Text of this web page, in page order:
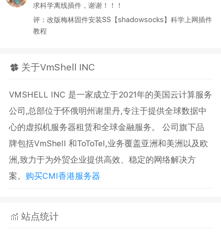
求科学离线插件，谢谢！！！
评：改版梅林固件安装SS【shadowsocks】科学上网插件
教程
关于VmShell INC
VMSHELL INC 是一家成立于2021年的美国云计算服务
公司,总部位于怀俄明州谢里丹,专注于提供全球数据中
心的虚拟机服务器租赁和全球金融服务。 公司旗下品
牌包括VmShell 和ToToTel,业务覆盖亚洲和美洲以及欧
洲,致力于为外贸企业提供高效、稳定的网络解决方
案。 购买CMI香港服务器
站点统计